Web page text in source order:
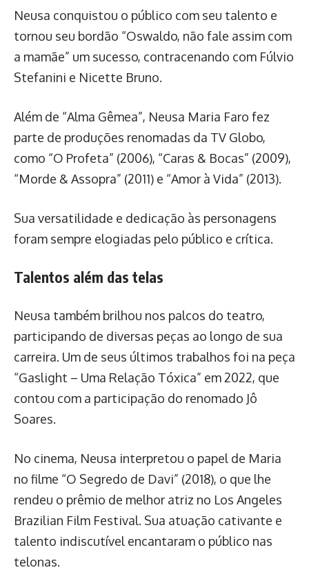
Neusa conquistou o público com seu talento e
tornou seu bordão “Oswaldo, não fale assim com
a mamãe” um sucesso, contracenando com Fúlvio
Stefanini e Nicette Bruno.
Além de “Alma Gêmea”, Neusa Maria Faro fez
parte de produções renomadas da TV Globo,
como “O Profeta” (2006), “Caras & Bocas” (2009),
“Morde & Assopra” (2011) e “Amor à Vida” (2013).
Sua versatilidade e dedicação às personagens
foram sempre elogiadas pelo público e crítica.
Talentos além das telas
Neusa também brilhou nos palcos do teatro,
participando de diversas peças ao longo de sua
carreira. Um de seus últimos trabalhos foi na peça
“Gaslight – Uma Relação Tóxica” em 2022, que
contou com a participação do renomado Jô
Soares.
No cinema, Neusa interpretou o papel de Maria
no filme “O Segredo de Davi” (2018), o que lhe
rendeu o prêmio de melhor atriz no Los Angeles
Brazilian Film Festival. Sua atuação cativante e
talento indiscutível encantaram o público nas
telonas.